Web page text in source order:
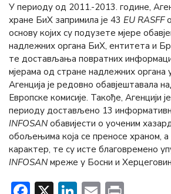
У периоду од 2011.-2013. године,
хране БиХ запримила је 43 EU RASFF
основу којих су подузете мјере
надлежних органа БиХ, ентитета и
те достављања повратних
мјерама од стране надлежних органа
Агенција је редовно обавјештавала
Европске комисије. Такође, Агенцији
периоду достављено 13
INFOSAN обавијести о уоченим
обољењима која се преносе храном, а
карактер, те су исте благовремено
INFOSAN мреже у Босни и